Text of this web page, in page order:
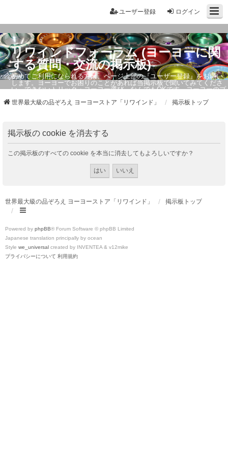
ログイン
ユーザー登録
リワインドフォーラム (ヨーヨーに関
する質問・交流の掲示板)
初めてご利用になられる方は、ページ上部の『ユーザー登録』をお願い
します。ヨーヨーでお困りのことがあれば当掲示板で聞いてみてくださ
い。できないトリック・ヨーヨー選び、なんでもOKです。ヨーヨーのプ
世界最大級の品ぞろえ ヨーヨーストア「リワインド」 掲示板トップ
掲示板の cookie を消去する
この掲示板のすべての cookie を本当に消去してもよろしいですか？
世界最大級の品ぞろえ ヨーヨーストア「リワインド」 掲示板トップ
Powered by phpBB® Forum Software © phpBB Limited
Japanese translation principally by ocean
Style we_universal created by INVENTEA & v12mike
プライバシーについて 利用規約